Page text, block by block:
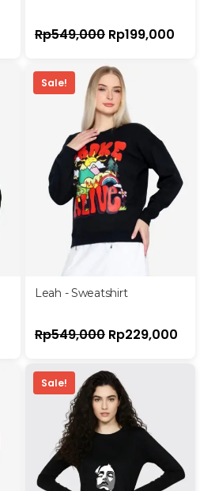
Rp549,000 Rp199,000
Sale!
Leah - Sweatshirt
Rp549,000 Rp229,000
Sale!